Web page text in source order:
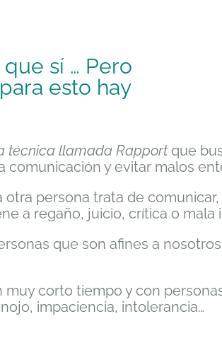
sí … Pero
esto hay
técnica llamada Rapportque
y evitar malos
persona trata de
a regaño, juicio, crítica o mala
que son afines a
corto tiempo y con
impaciencia, intolerancia…